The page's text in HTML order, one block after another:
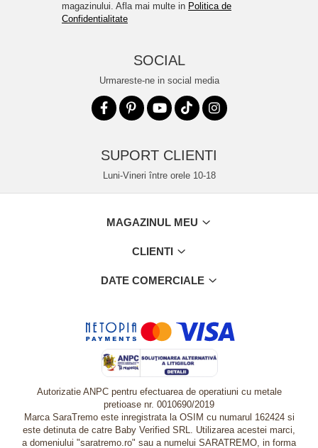
magazinului. Afla mai multe in Politica de
Confidentialitate
SOCIAL
Urmareste-ne in social media
SUPORT CLIENTI
Luni-Vineri între orele 10-18
MAGAZINUL MEU
CLIENTI
DATE COMERCIALE
Autorizatie ANPC pentru efectuarea de operatiuni cu metale
pretioase nr. 0010690/2019
Marca SaraTremo este inregistrata la OSIM cu numarul 162424 si
este detinuta de catre Baby Verified SRL. Utilizarea acestei marci,
a domeniului "saratremo.ro" sau a numelui SARATREMO, in forma